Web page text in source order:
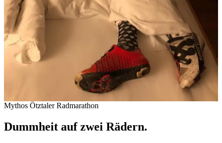
Mythos Ötztaler Radmarathon
Dummheit auf zwei Rädern.